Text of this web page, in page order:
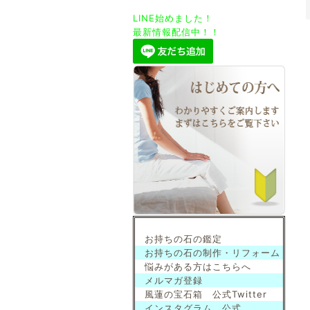
LINE始めました！
最新情報配信中！！
お持ちの石の鑑定
お持ちの石の制作・リフォーム
悩みがある方はこちらへ
メルマガ登録
風蓮の宝石箱 公式Twitter